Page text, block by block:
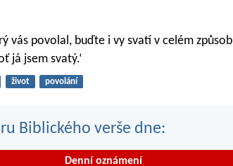
vás povolal, buďte i vy svatí v celém
já jsem svatý.‘
život povolání
Biblického verše dne:
Denní oznámení